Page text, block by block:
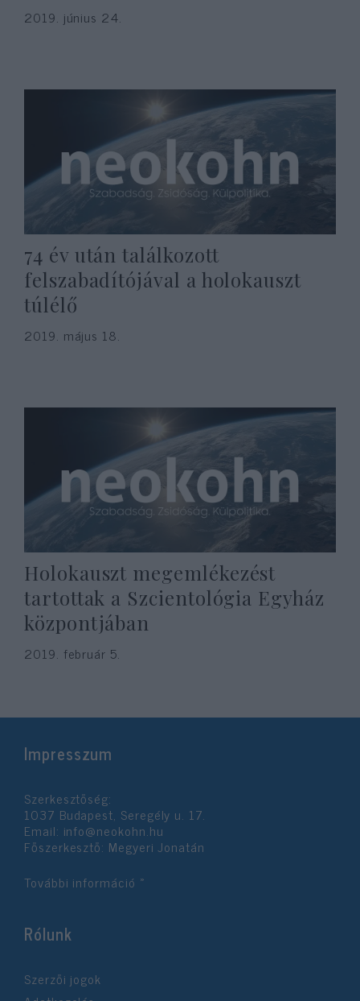
2019. június 24.
74 év után találkozott
felszabadítójával a holokauszt
túlélő
2019. május 18.
Holokauszt megemlékezést
tartottak a Szcientológia Egyház
központjában
2019. február 5.
Impresszum
Szerkesztőség:
1037 Budapest, Seregély u. 17.
Email: info@neokohn.hu
Főszerkesztő: Megyeri Jonatán
További információ »
Rólunk
Szerzői jogok